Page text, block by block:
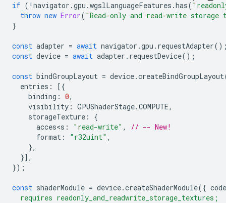
if ( ! navigator .gpu .wgslLanguageFeatures .has(
throw new Error( "Read-only and read-write
}
const adapter = await navigator .gpu . requestAdapter
const device = await adapter . requestDevice();
const bindGroupLayout = device.createBindGroupLayout
entries :
[{
binding : 0,
visibility : GPUShaderStage.COMPUTE,
storageTexture :
{
acces<s : "read-write" ,
// -- New!
format : "r32uint" ,
},
}],
});
const shaderModule = device.createShaderModule({ code
  requires readonly_and_readwrite_storage_textures;